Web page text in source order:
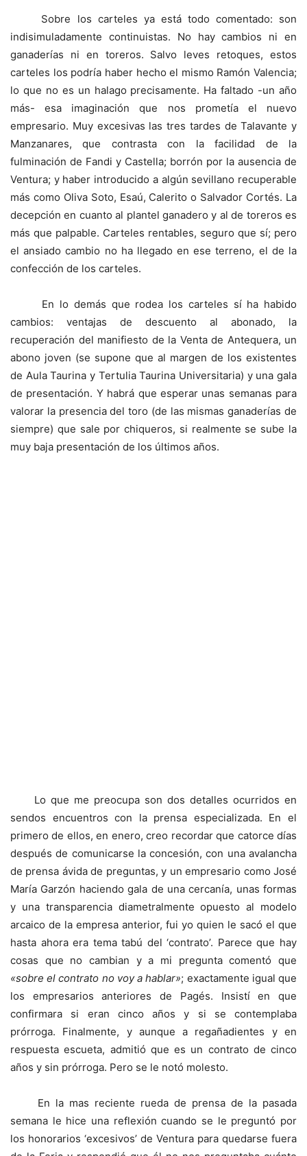
Sobre los carteles ya está todo comentado: son
indisimuladamente continuistas. No hay cambios ni en
ganaderías ni en toreros. Salvo leves retoques, estos
carteles los podría haber hecho el mismo Ramón Valencia;
lo que no es un halago precisamente. Ha faltado -un año
más- esa imaginación que nos prometía el nuevo
empresario. Muy excesivas las tres tardes de Talavante y
Manzanares, que contrasta con la facilidad de la
fulminación de Fandi y Castella; borrón por la ausencia de
Ventura; y haber introducido a algún sevillano recuperable
más como Oliva Soto, Esaú, Calerito o Salvador Cortés. La
decepción en cuanto al plantel ganadero y al de toreros es
más que palpable. Carteles rentables, seguro que sí; pero
el ansiado cambio no ha llegado en ese terreno, el de la
confección de los carteles.
En lo demás que rodea los carteles sí ha habido
cambios: ventajas de descuento al abonado, la
recuperación del manifiesto de la Venta de Antequera, un
abono joven (se supone que al margen de los existentes
de Aula Taurina y Tertulia Taurina Universitaria) y una gala
de presentación. Y habrá que esperar unas semanas para
valorar la presencia del toro (de las mismas ganaderías de
siempre) que sale por chiqueros, si realmente se sube la
muy baja presentación de los últimos años.
Lo que me preocupa son dos detalles ocurridos en
sendos encuentros con la prensa especializada. En el
primero de ellos, en enero, creo recordar que catorce días
después de comunicarse la concesión, con una avalancha
de prensa ávida de preguntas, y un empresario como José
María Garzón haciendo gala de una cercanía, unas formas
y una transparencia diametralmente opuesto al modelo
arcaico de la empresa anterior, fui yo quien le sacó el que
hasta ahora era tema tabú del ‘contrato’. Parece que hay
cosas que no cambian y a mi pregunta comentó que
«sobre el contrato no voy a hablar»; exactamente igual que
los empresarios anteriores de Pagés. Insistí en que
confirmara si eran cinco años y si se contemplaba
prórroga. Finalmente, y aunque a regañadientes y en
respuesta escueta, admitió que es un contrato de cinco
años y sin prórroga. Pero se le notó molesto.
En la mas reciente rueda de prensa de la pasada
semana le hice una reflexión cuando se le preguntó por
los honorarios ‘excesivos’ de Ventura para quedarse fuera